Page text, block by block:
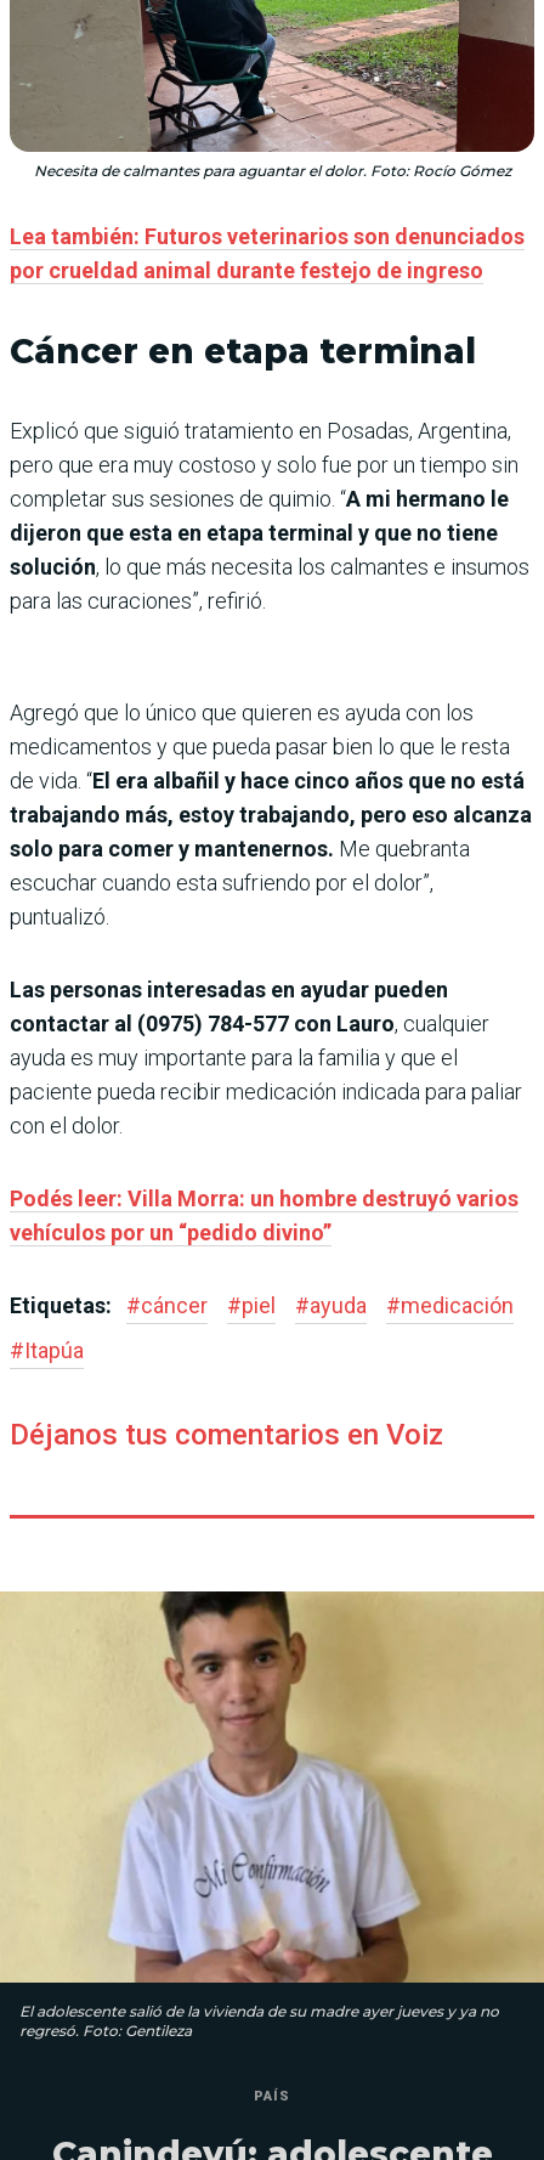
Necesita de calmantes para aguantar el dolor. Foto: Rocío Gómez
Lea también: Futuros veterinarios son denunciados
por crueldad animal durante festejo de ingreso
Cáncer en etapa terminal
Explicó que siguió tratamiento en Posadas, Argentina,
pero que era muy costoso y solo fue por un tiempo sin
completar sus sesiones de quimio. “A mi hermano le
dijeron que esta en etapa terminal y que no tiene
solución, lo que más necesita los calmantes e insumos
para las curaciones”, refirió.
Agregó que lo único que quieren es ayuda con los
medicamentos y que pueda pasar bien lo que le resta
de vida. “El era albañil y hace cinco años que no está
trabajando más, estoy trabajando, pero eso alcanza
solo para comer y mantenernos. Me quebranta
escuchar cuando esta sufriendo por el dolor”,
puntualizó.
Las personas interesadas en ayudar pueden
contactar al (0975) 784-577 con Lauro, cualquier
ayuda es muy importante para la familia y que el
paciente pueda recibir medicación indicada para paliar
con el dolor.
Podés leer: Villa Morra: un hombre destruyó varios
vehículos por un “pedido divino”
Etiquetas: #cáncer #piel #ayuda #medicación
#Itapúa
Déjanos tus comentarios en Voiz
El adolescente salió de la vivienda de su madre ayer jueves y ya no
regresó. Foto: Gentileza
PAÍS